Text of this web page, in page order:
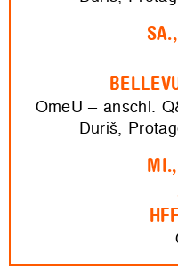
OmeU – anschl.
Duriš,